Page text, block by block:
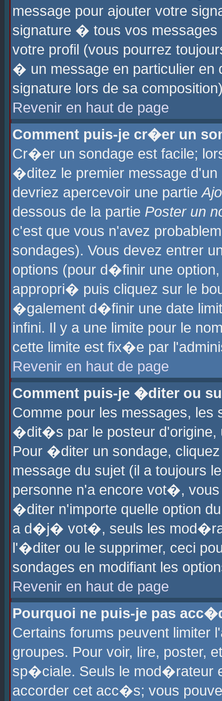
message pour ajouter votre
signature � tous vos
votre profil (vous pourrez
� un message en particulier
signature lors de sa
Revenir en haut de page
Comment puis-je cr�er un
Cr�er un sondage est facile;
�ditez le premier message
devriez apercevoir une partie
dessous de la partie Poster un
c'est que vous n'avez
sondages). Vous devez entrer
options (pour d�finir une
appropri� puis cliquez sur le
�galement d�finir une date
infini. Il y a une limite pour le
cette limite est fix�e par
Revenir en haut de page
Comment puis-je �diter ou
Comme pour les messages,
�dit�s par le posteur d'origine,
Pour �diter un sondage,
message du sujet (il a toujours
personne n'a encore vot�,
�diter n'importe quelle option
a d�j� vot�, seuls les
l'�diter ou le supprimer, ceci
sondages en modifiant les
Revenir en haut de page
Pourquoi ne puis-je pas
Certains forums peuvent
groupes. Pour voir, lire, poster,
sp�ciale. Seuls le mod�rateur
accorder cet acc�s; vous